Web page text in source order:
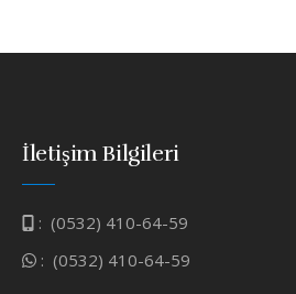
İletişim Bilgileri
: (0532) 410-64-59
: (0532) 410-64-59